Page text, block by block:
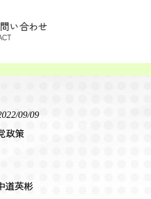
い合わせ
09/09
政策
道英彬